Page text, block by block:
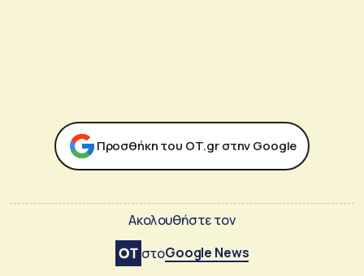
Προσθήκη του ΟΤ.gr στην Google
Ακολουθήστε τον
στοGoogle News